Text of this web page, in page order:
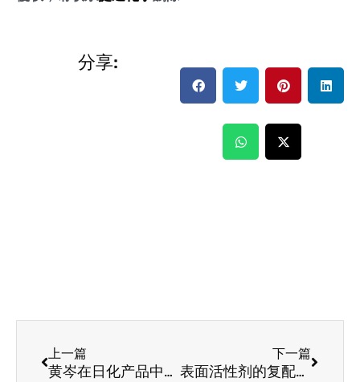
分享:
上一篇
黄岑在日化产品中的效用
下一篇
表面活性剂的复配依据及分类